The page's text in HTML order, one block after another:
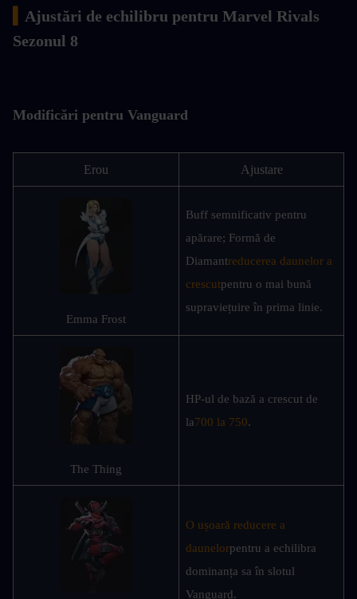
Ajustări de echilibru pentru Marvel Rivals
Sezonul 8
Modificări pentru Vanguard
Erou Ajustare
Emma Frost
Buff semnificativ pentru
apărare; Formă de
Diamantreducerea daunelor a
crescutpentru o mai bună
supraviețuire în prima linie.
The Thing
HP-ul de bază a crescut de
la700 la 750.
O ușoară reducere a
daunelorpentru a echilibra
dominanța sa în slotul
Vanguard.